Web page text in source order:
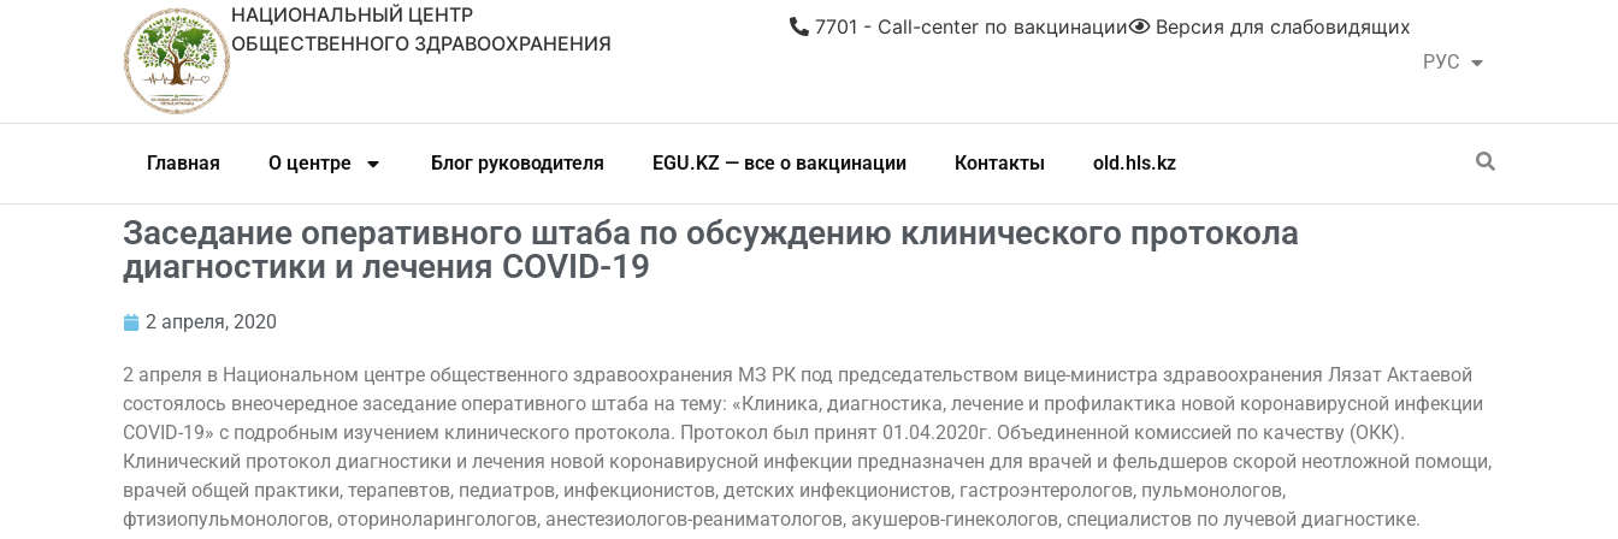
НАЦИОНАЛЬНЫЙ ЦЕНТР
ОБЩЕСТВЕННОГО ЗДРАВООХРАНЕНИЯ
РУС
ҚАЗ
Версия для слабовидящих
7701 - Call-center по вакцинации
Главная О центре Блог руководителя EGU.KZ — все о вакцинации Контакты old.hls.kz
Заседание оперативного штаба по обсуждению клинического протокола
диагностики и лечения COVID-19
2 апреля, 2020
2 апреля в Национальном центре общественного здравоохранения МЗ РК под председательством вице-министра здравоохранения Лязат Актаевой
состоялось внеочередное заседание оперативного штаба на тему: «Клиника, диагностика, лечение и профилактика новой коронавирусной инфекции
COVID-19» с подробным изучением клинического протокола. Протокол был принят 01.04.2020г. Объединенной комиссией по качеству (ОКК).
Клинический протокол диагностики и лечения новой коронавирусной инфекции предназначен для врачей и фельдшеров скорой неотложной помощи,
врачей общей практики, терапевтов, педиатров, инфекционистов, детских инфекционистов, гастроэнтерологов, пульмонологов,
фтизиопульмонологов, оториноларингологов, анестезиологов-реаниматологов, акушеров-гинекологов, специалистов по лучевой диагностике.